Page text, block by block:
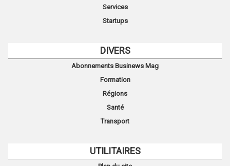
Services
Startups
DIVERS
Abonnements Businews Mag
Formation
Régions
Santé
Transport
UTILITAIRES